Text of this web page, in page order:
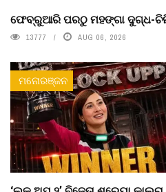
ଫେବ୍ରୁଆରି ପରଠୁ ମହଙ୍ଗା ଦୁଗ୍ଧ-
13777 AUG 06, 2026
ମନୋରଞ୍ଜନ